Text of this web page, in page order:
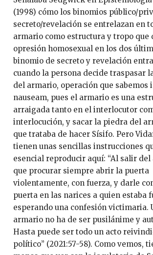
(1998) cómo los binomios público/
secreto/revelación se entrelazan en
armario como estructura y tropo que
opresión homosexual en los dos
binomio de secreto y revelación
cuando la persona decide traspasar
del armario, operación que sabemos
nauseam, pues el armario es una
arraigada tanto en el interlocutor
interlocución, y sacar la piedra del
que trataba de hacer Sísifo. Pero
tienen unas sencillas instrucciones
esencial reproducir aquí: “Al salir
que procurar siempre abrir la puerta
violentamente, con fuerza, y darle
puerta en las narices a quien estaba
esperando una confesión victimaria.
armario no ha de ser pusilánime y
Hasta puede ser todo un acto
político” (2021:57-58). Como vemos,